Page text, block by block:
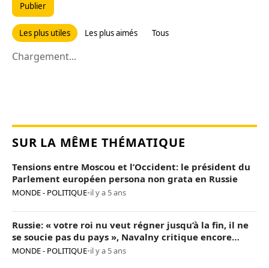
Publier
Les plus utiles Les plus aimés Tous
Chargement...
SUR LA MÊME THÉMATIQUE
Tensions entre Moscou et l’Occident: le président du
Parlement européen persona non grata en Russie
MONDE - POLITIQUE•il y a 5 ans
Russie: « votre roi nu veut régner jusqu’à la fin, il ne
se soucie pas du pays », Navalny critique encore
Poutine
MONDE - POLITIQUE•il y a 5 ans